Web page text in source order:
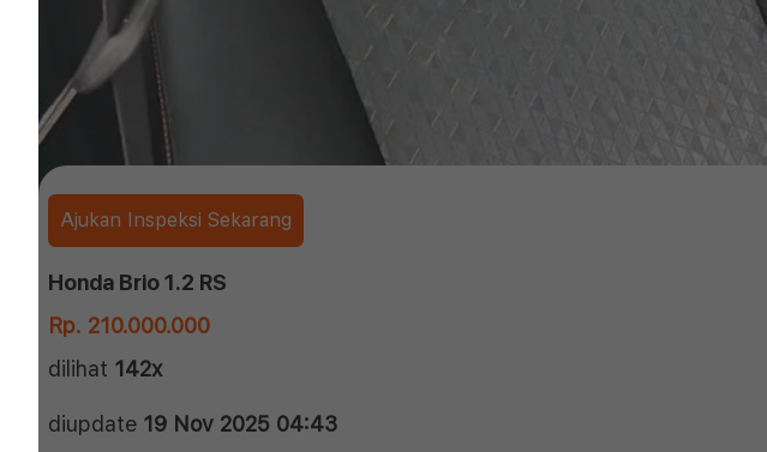
Ajukan Inspeksi Sekarang
Honda Brio 1.2 RS
Rp. 210.000.000
dilihat 142x
diupdate 19 Nov 2025 04:43